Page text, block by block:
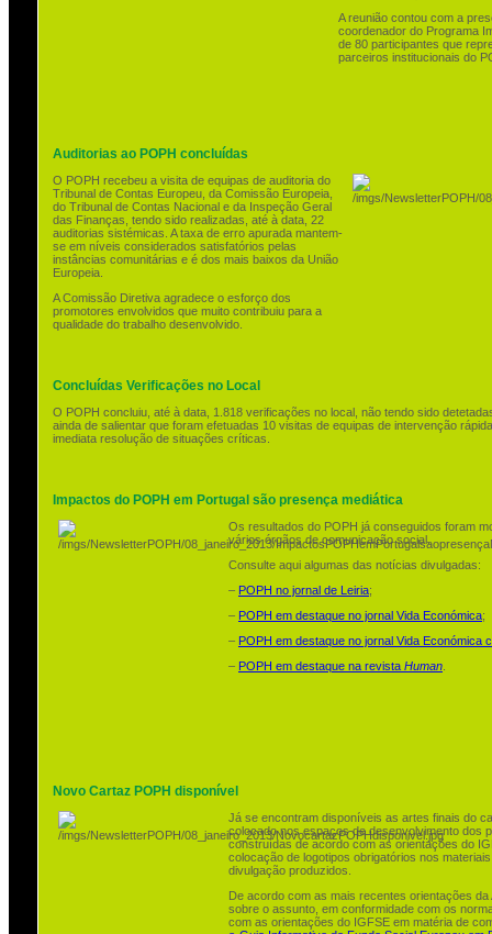
A reunião contou com a
coordenador do Programa
de 80 participantes que
parceiros institucionais do
Auditorias ao POPH concluídas
O POPH recebeu a visita de equipas de auditoria do
Tribunal de Contas Europeu, da Comissão Europeia,
do Tribunal de Contas Nacional e da Inspeção Geral
das Finanças, tendo sido realizadas, até à data, 22
auditorias sistémicas. A taxa de erro apurada mantem-
se em níveis considerados satisfatórios pelas
instâncias comunitárias e é dos mais baixos da União
Europeia.
A Comissão Diretiva agradece o esforço dos
promotores envolvidos que muito contribuiu para a
qualidade do trabalho desenvolvido.
Concluídas Verificações no Local
O POPH concluiu, até à data, 1.818 verificações no local, não tendo sido
ainda de salientar que foram efetuadas 10 visitas de equipas de intervenção
imediata resolução de situações críticas.
Impactos do POPH em Portugal são presença mediática
Os resultados do POPH já conseguidos foram
vários órgãos de comunicação social.
Consulte aqui algumas das notícias divulgadas:
– POPH no jornal de Leiria;
– POPH em destaque no jornal Vida Económica;
– POPH em destaque no jornal Vida Económica
– POPH em destaque na revista Human
Novo Cartaz POPH disponível
Já se encontram disponíveis as artes finais do
colocado nos espaços de desenvolvimento dos
construídas de acordo com as orientações do
colocação de logotipos obrigatórios nos
divulgação produzidos.
De acordo com as mais recentes orientações da
sobre o assunto, em conformidade com os
com as orientações do IGFSE em matéria de